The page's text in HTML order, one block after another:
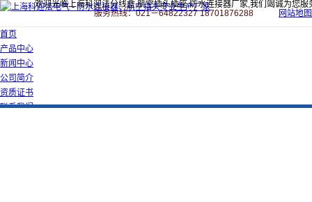
欢迎光临上海科迎法分线盒,航空插头插座,防水连接器厂家,我们竭诚为您服
服务热线：021－64822327 18701876288
网站地图
首页
产品中心
新闻中心
公司简介
资质证书
联系我们